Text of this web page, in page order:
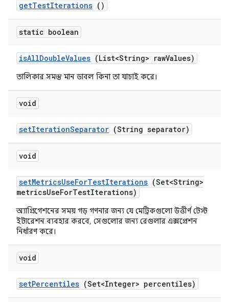
getTestIterations ()
static boolean
isAllDoubleValues (List<String> rawValues)
তালিকার সমস্ত মান ডাবল কিনা তা যাচাই করে।
void
setIterationSeparator (String separator)
void
setMetricsUseForTestIterations (Set<String>
metricsUseForTestIterations)
অ্যাগ্রিগেশনের সময় গড় গণনার জন্য যে মেট্রিকগুলো উত্তীর্ণ টেস্ট
ইটারেশন ব্যবহার করবে, সেগুলোর জন্য রেগুলার এক্সপ্রেশন
নির্ধারণ করে।
void
setPercentiles (Set<Integer> percentiles)